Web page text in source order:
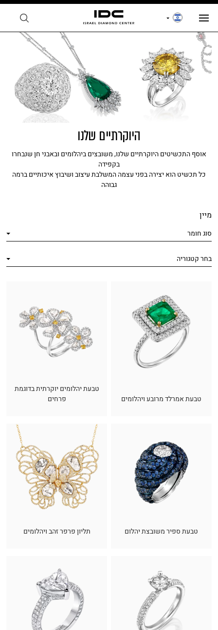
היוקרתיים שלנו
אוסף התכשיטים היוקרתיים שלנו, משובצים ביהלומים ובאבני חן שנבחרו
בקפידה
כל תכשיט הוא יצירה בפני עצמה המשלבת עיצוב ושיבוץ איכותיים ברמה
גבוהה
מיין
סוג חומר
בחר קטגוריה
טבעת אמרלד מרובע ויהלומים
טבעת יהלומים יוקרתית בדוגמת
פרחים
טבעת ספיר משובצת יהלום תליון פרפר זהב ויהלומים